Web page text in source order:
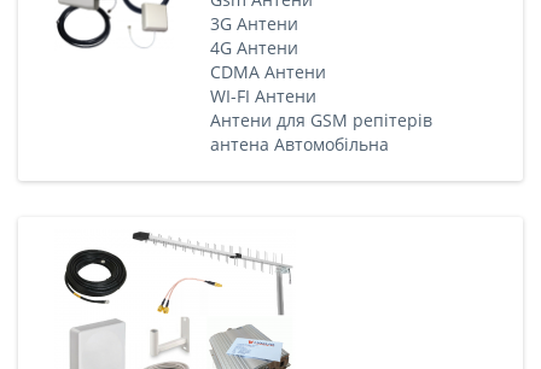
3G Антени
4G Антени
CDMA Антени
WI-FI Антени
Антени для GSM репітерів
антена Автомобільна